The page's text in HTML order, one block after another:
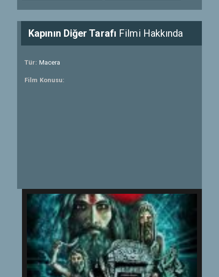
Kapının Diğer Tarafı Filmi Hakkında
Tür: Macera
Film Konusu: